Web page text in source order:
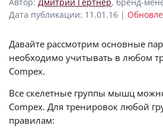
Дата публикации: 11.01.16 |
Давайте рассмотрим основные
необходимо учитывать в любом
Compex.
Все скелетные группы мышц
Compex. Для тренировок любой
правилам: